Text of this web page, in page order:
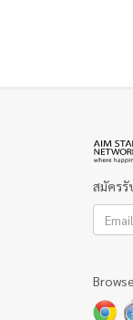
สมัครรั